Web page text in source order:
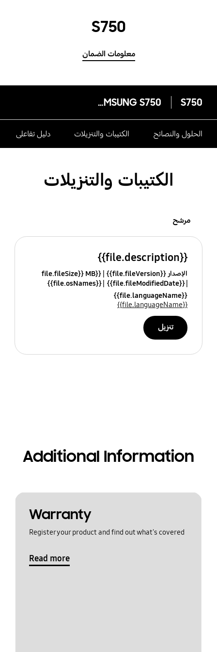
S750
معلومات الضمان
S750
SAMSUNG S750
الحلول والنصائح الكتيبات والتنزيلات دليل تفاعلى
الكتيبات والتنزيلات
مرشح
{{file.description}}
الإصدار {{file.fileVersion}}
{{file.fileSize}} MB
{{file.fileModifiedDate}}
{{file.osNames}}
{{file.languageName}}
{{file.languageName}}
تنزيل
Additional Information
Warranty
Register your product and find out what's covered
Read more